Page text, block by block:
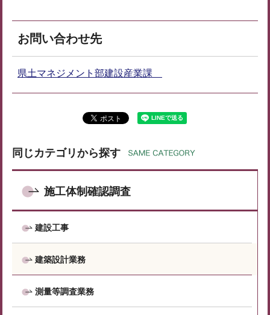
お問い合わせ先
県土マネジメント部建設産業課
同じカテゴリから探す
施工体制確認調査
建設工事
建築設計業務
測量等調査業務